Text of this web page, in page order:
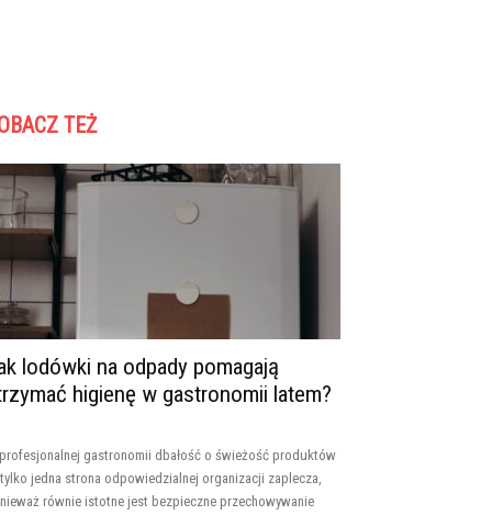
TEŻ
lodówki na odpady pomagają
higienę w gastronomii latem?
gastronomii dbałość o świeżość produktów
jedna strona odpowiedzialnej organizacji zaplecza,
równie istotne jest bezpieczne przechowywanie